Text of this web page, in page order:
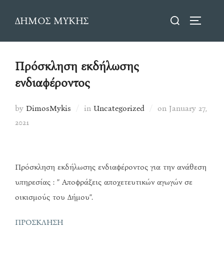
ΔΗΜΟΣ ΜΥΚΗΣ
Search
Πρόσκληση εκδήλωσης
ενδιαφέροντος
by DimosMykis in Uncategorized on Posted
January 27,
2021
Πρόσκληση εκδήλωσης ενδιαφέροντος για την ανάθεση
υπηρεσίας : ” Αποφράξεις αποχετευτικών αγωγών σε
οικισμούς του Δήμου”.
ΠΡΟΣΚΛΗΣΗ